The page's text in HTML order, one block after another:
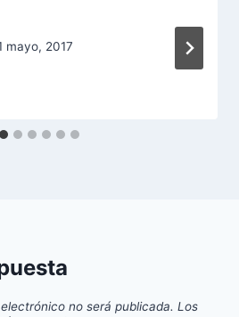
mayo, 2017
no será publicada. Los